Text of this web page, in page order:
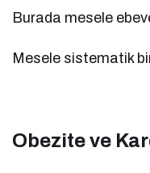
Burada mesele
Mesele sistematik
Obezite ve